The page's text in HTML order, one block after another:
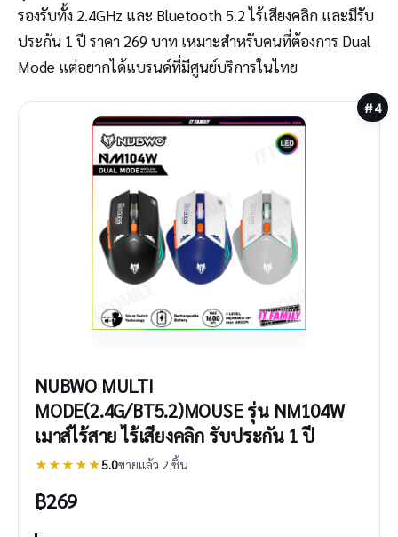
รองรับทั้ง 2.4GHz และ Bluetooth 5.2 ไร้เสียงคลิก และมีรับ
ประกัน 1 ปี ราคา 269 บาท เหมาะสำหรับคนที่ต้องการ Dual
Mode แต่อยากได้แบรนด์ที่มีศูนย์บริการในไทย
#4
NUBWO MULTI
MODE(2.4G/BT5.2)MOUSE รุ่น NM104W
เมาส์ไร้สาย ไร้เสียงคลิก รับประกัน 1 ปี
★★★★★5.0ขายแล้ว 2 ชิ้น
฿269